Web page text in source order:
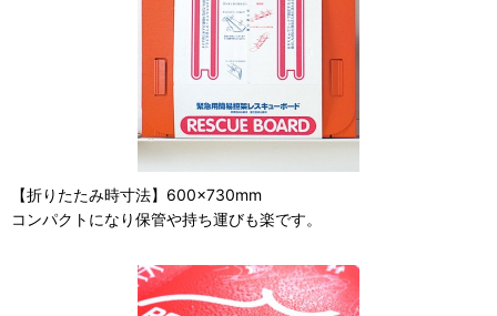
【折りたたみ時寸法】600×730mm
コンパクトになり保管や持ち運びも楽です。